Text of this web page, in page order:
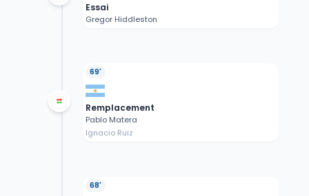
Essai
Gregor Hiddleston
69'
Remplacement
Pablo Matera
Ignacio Ruiz
68'